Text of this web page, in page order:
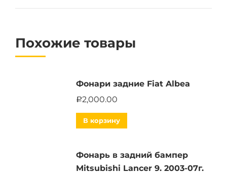
Похожие товары
Фонари задние Fiat Albea
Р2,000.00
В корзину
Фонарь в задний бампер
Mitsubishi Lancer 9. 2003-07г.